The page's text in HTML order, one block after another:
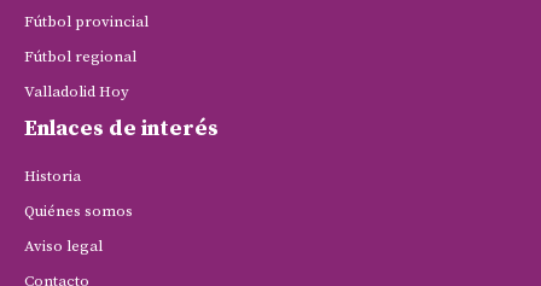
Fútbol provincial
Fútbol regional
Valladolid Hoy
Enlaces de interés
Historia
Quiénes somos
Aviso legal
Contacto